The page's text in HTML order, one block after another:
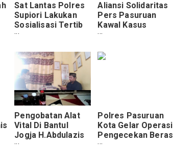
Sat Lantas Polres
Supiori Lakukan
Sosialisasi Tertib
Berlalulintas Di
Aliansi Solidaritas
Pers Pasuruan
Kawal Kasus
Penganiayaan
sedarum
Pengobatan Alat
Vital Di Bantul
Jogja H.Abdulazis
Paling Ampuh
Polres Pasuruan
Kota Gelar Operasi
Pengecekan Beras
Terkait Isu